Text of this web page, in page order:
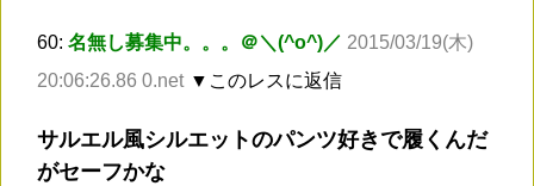
60: 名無し募集中。。。＠＼(^o^)／ 2015/03/19(木)
20:06:26.86 0.net ▼このレスに返信
サルエル風シルエットのパンツ好きで履くんだ
がセーフかな